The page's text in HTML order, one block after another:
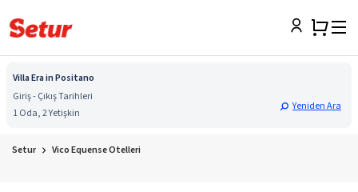
Villa Era in Positano
Giriş - Çıkış Tarihleri
1 Oda, 2 Yetişkin
Yeniden Ara
Setur Vico Equense Otelleri